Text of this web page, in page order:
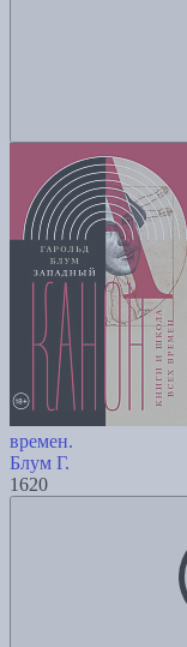
времен.
Блум Г.
1620